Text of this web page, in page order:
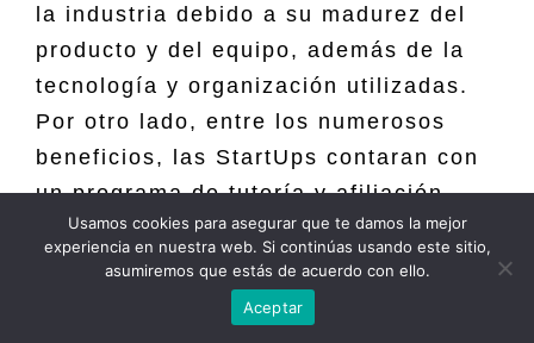
la industria debido a su madurez del
producto y del equipo, además de la
tecnología y organización utilizadas.
Por otro lado, entre los numerosos
beneficios, las StartUps contaran con
un programa de tutoría y afiliación,
acceso a una base de datos con
inversores potenciales y una posible
financiación inicial.
Usamos cookies para asegurar que te damos la mejor
experiencia en nuestra web. Si continúas usando este sitio,
asumiremos que estás de acuerdo con ello.
Aceptar